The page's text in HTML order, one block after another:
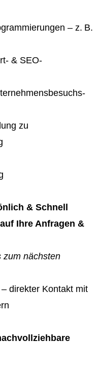
– z. B.
& SEO-
zu
& Schnell
Ihre Anfragen &
zum nächsten
– direkter Kontakt mit